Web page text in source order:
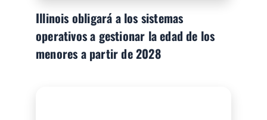
Illinois obligará a los sistemas
operativos a gestionar la edad de los
menores a partir de 2028